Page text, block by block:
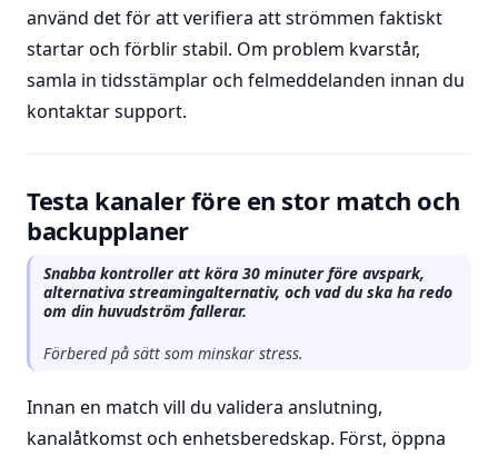
använd det för att verifiera att strömmen faktiskt
startar och förblir stabil. Om problem kvarstår,
samla in tidsstämplar och felmeddelanden innan du
kontaktar support.
Testa kanaler före en stor match och
backupplaner
Snabba kontroller att köra 30 minuter före avspark,
alternativa streamingalternativ, och vad du ska ha redo
om din huvudström fallerar.
Förbered på sätt som minskar stress.
Innan en match vill du validera anslutning,
kanalåtkomst och enhetsberedskap. Först, öppna